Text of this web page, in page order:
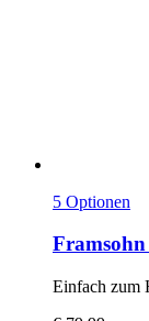
5 Optionen
Framsohn
Einfach zum